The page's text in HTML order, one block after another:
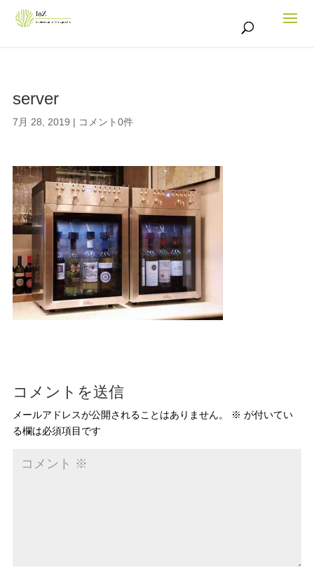
server
7月 28, 2019 | コメント0件
コメントを送信
メールアドレスが公開されることはありません。 ※ が付いてい
る欄は必須項目です